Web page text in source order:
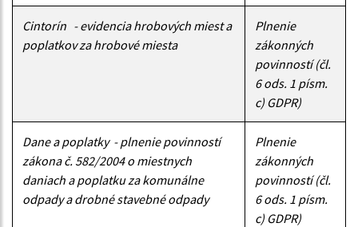
Cintorín - evidencia hrobových miest a
poplatkov za hrobové miesta
Plnenie
zákonných
povinností (čl.
6 ods. 1 písm.
c) GDPR)
Dane a poplatky - plnenie povinností
zákona č. 582/2004 o miestnych
daniach a poplatku za komunálne
odpady a drobné stavebné odpady
Plnenie
zákonných
povinností (čl.
6 ods. 1 písm.
c) GDPR)